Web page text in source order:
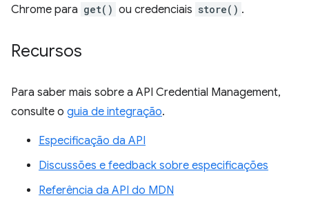
Chrome para get() ou credenciais store() .
Recursos
Para saber mais sobre a API Credential Management,
consulte o guia de integração.
Especificação da API
Discussões e feedback sobre especificações
Referência da API do MDN